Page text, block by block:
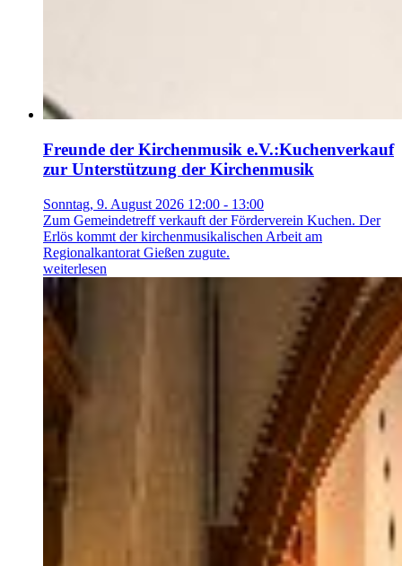
Freunde der Kirchenmusik e.V.:Kuchenverkauf
zur Unterstützung der Kirchenmusik
Sonntag, 9. August 2026 12:00 - 13:00
Zum Gemeindetreff verkauft der Förderverein Kuchen. Der
Erlös kommt der kirchenmusikalischen Arbeit am
Regionalkantorat Gießen zugute.
weiterlesen